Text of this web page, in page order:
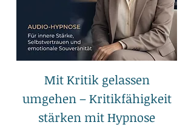
Mit Kritik gelassen